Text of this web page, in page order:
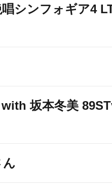
シンフォギア4
坂本冬美
ん